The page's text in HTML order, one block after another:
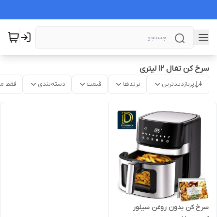
سرخ کن تفال ۱۲ لیتری
پربازدیدترین برندها قیمت دسته‌بندی فقط
سرخ کن بدون روغن سیلور